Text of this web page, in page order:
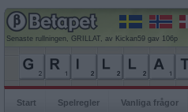
Senaste rullningen, GRILLAT, av Kickan59 gav 106p
Start Spelregler Vanliga frågor